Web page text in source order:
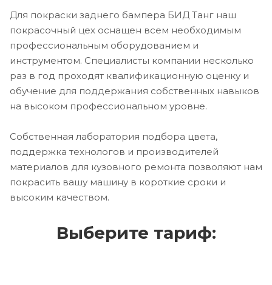
Для покраски заднего бампера БИД Танг наш
покрасочный цех оснащен всем необходимым
профессиональным оборудованием и
инструментом. Специалисты компании несколько
раз в год проходят квалификационную оценку и
обучение для поддержания собственных навыков
на высоком профессиональном уровне.
Собственная лаборатория подбора цвета,
поддержка технологов и производителей
материалов для кузовного ремонта позволяют нам
покрасить вашу машину в короткие сроки и
высоким качеством.
Выберите тариф: